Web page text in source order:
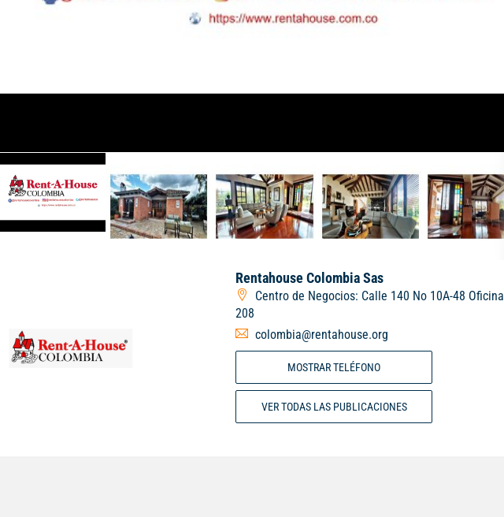
Rentahouse Colombia Sas
Centro de Negocios: Calle 140 No 10A-48 Oficina
208
colombia@rentahouse.org
MOSTRAR TELÉFONO
VER TODAS LAS PUBLICACIONES